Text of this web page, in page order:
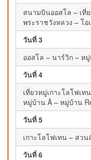
สนามบินออสโล – เที่
พระราชวังหลวง – โอ
วันที่ 3
ออสโล – นาร์วิก – ห
วันที่ 4
เที่ยวหมู่เกาะโลโฟเ
หมู่บ้าน Å – หมู่บ้าน
วันที่ 5
เกาะโลโฟเทน – สว
วันที่ 6